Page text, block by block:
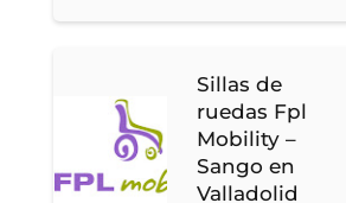
Sillas de
ruedas Fpl
Mobility –
Sango en
Valladolid